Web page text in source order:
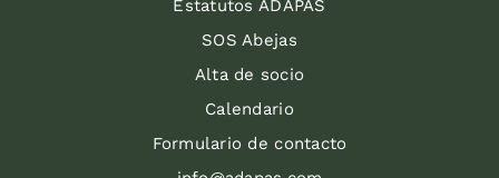
Estatutos ADAPAS
SOS Abejas
Alta de socio
Calendario
Formulario de contacto